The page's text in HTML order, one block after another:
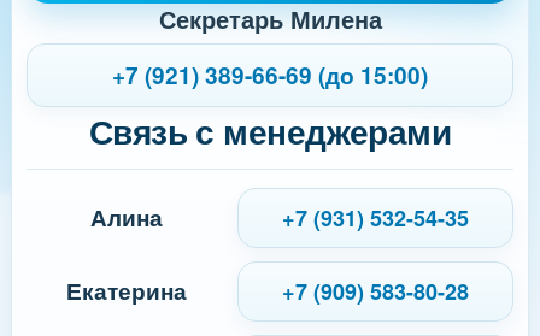
Секретарь Милена
+7 (921) 389-66-69 (до 15:00)
Связь с менеджерами
Алина +7 (931) 532-54-35
Екатерина +7 (909) 583-80-28